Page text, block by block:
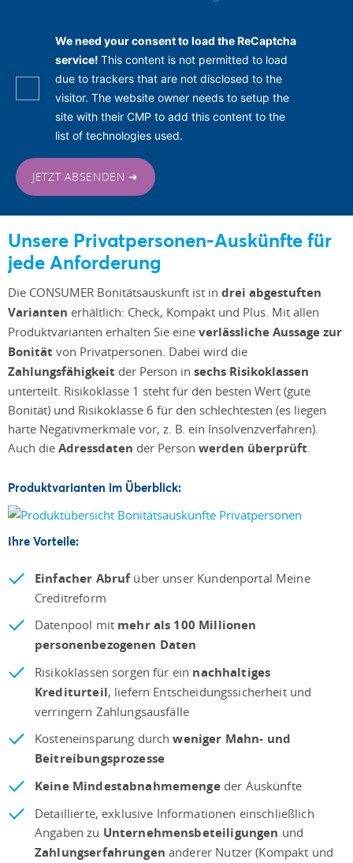
We need your consent to load the ReCaptcha
service! This content is not permitted to load
due to trackers that are not disclosed to the
visitor. The website owner needs to setup the
site with their CMP to add this content to the
list of technologies used.
JETZT ABSENDEN ➜
Unsere Privatpersonen-Auskünfte für
jede Anforderung
Die CONSUMER Bonitätsauskunft ist in drei abgestuften
Varianten erhältlich: Check, Kompakt und Plus. Mit allen
Produktvarianten erhalten Sie eine verlässliche Aussage zur
Bonität von Privatpersonen. Dabei wird die
Zahlungsfähigkeit der Person in sechs Risikoklassen
unterteilt. Risikoklasse 1 steht für den besten Wert (gute
Bonität) und Risikoklasse 6 für den schlechtesten (es liegen
harte Negativmerkmale vor, z. B. ein Insolvenzverfahren).
Auch die Adressdaten der Person werden überprüft
Produktvarianten im Überblick:
Ihre Vorteile:
Einfacher Abruf über unser Kundenportal Meine
Creditreform
Datenpool mit mehr als 100 Millionen
personenbezogenen Daten
Risikoklassen sorgen für ein nachhaltiges
Krediturteil, liefern Entscheidungssicherheit und
verringern Zahlungsausfälle
Kosteneinsparung durchweniger Mahn- und
Beitreibungsprozesse
Keine Mindestabnahmemengeder Auskünfte
Detaillierte, exklusive Informationen einschließlich
Angaben zu Unternehmensbeteiligungen und
Zahlungserfahrungen anderer Nutzer (Kompakt und